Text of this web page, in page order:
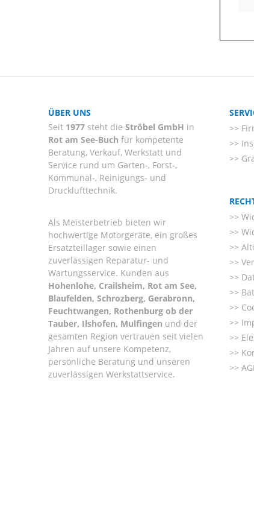
ÜBER UNS
Seit 1977 steht die Ströbel GmbH in
Rot am See-Buch für kompetente
Beratung, Verkauf, Werkstatt und
Service rund um Garten-, Forst-,
Kommunal-, Reinigungs- und
Drucklufttechnik.
Als Meisterbetrieb bieten wir
hochwertige Motorgeräte, ein großes
Ersatzteillager sowie einen
zuverlässigen Reparatur- und
Wartungsservice. Kunden aus
Hohenlohe, Crailsheim, Rot am See,
Blaufelden, Schrozberg, Gerabronn,
Feuchtwangen, Rothenburg ob der
Tauber, Ilshofen, Mulfingen und der
gesamten Region vertrauen seit vielen
Jahren auf unsere Kompetenz,
persönliche Beratung und unseren
zuverlässigen Werkstattservice.